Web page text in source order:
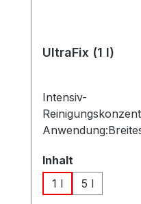
UltraFix (1 l)
Intensiv-
alle Untergründe in
Industrie,
Gastronomie. Im
Inhalt
1 l
5 l